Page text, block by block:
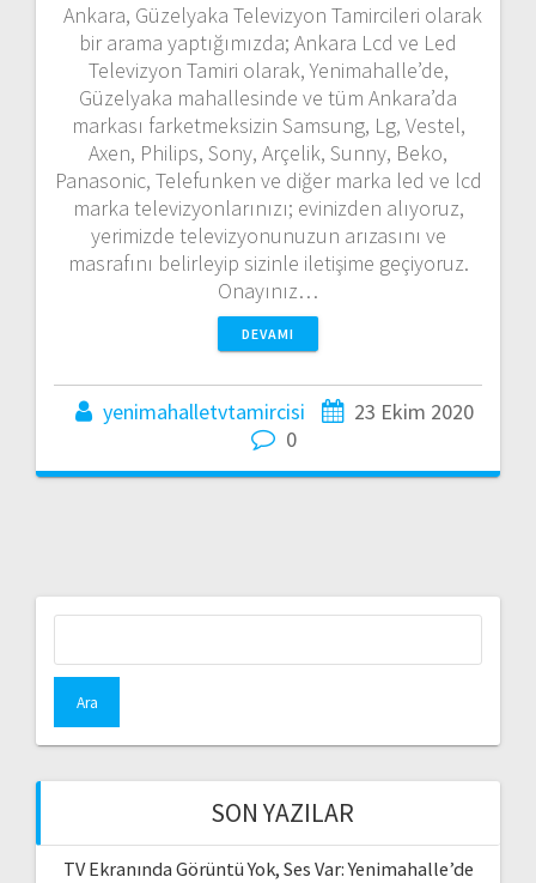
Ankara, Güzelyaka Televizyon Tamircileri olarak
bir arama yaptığımızda; Ankara Lcd ve Led
Televizyon Tamiri olarak, Yenimahalle’de,
Güzelyaka mahallesinde ve tüm Ankara’da
markası farketmeksizin Samsung, Lg, Vestel,
Axen, Philips, Sony, Arçelik, Sunny, Beko,
Panasonic, Telefunken ve diğer marka led ve lcd
marka televizyonlarınızı; evinizden alıyoruz,
yerimizde televizyonunuzun arızasını ve
masrafını belirleyip sizinle iletişime geçiyoruz.
Onayınız…
DEVAMI
yenimahalletvtamircisi
23 Ekim 2020
0
SON YAZILAR
TV Ekranında Görüntü Yok, Ses Var: Yenimahalle’de